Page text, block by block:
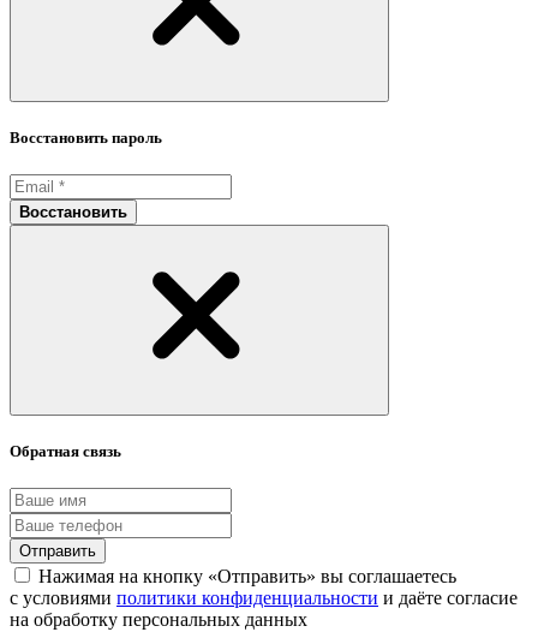
Восстановить пароль
Восстановить
Обратная связь
Отправить
Нажимая на кнопку «Отправить» вы соглашаетесь
с условиями политики конфиденциальности и даёте согласие
на обработку персональных данных